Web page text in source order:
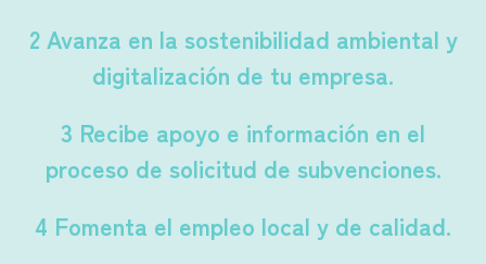
2 Avanza en la sostenibilidad ambiental y
digitalización de tu empresa.
3 Recibe apoyo e información en el
proceso de solicitud de subvenciones.
4 Fomenta el empleo local y de calidad.